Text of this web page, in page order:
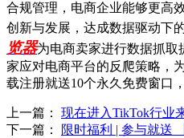
合规管理，电商企业能够更高
创新与发展，达成数据驱动下
览器为电商卖家进行数据抓取
家应对电商平台的反爬策略，
载注册就送10个永久免费窗口
上一篇： 现在进入TikTok行业
下一篇：
限时福利 | 参与就送